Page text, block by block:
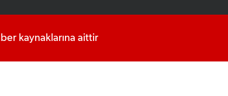
kaynaklarına aittir